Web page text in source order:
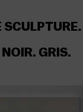
SCULPTURE.
GRIS.